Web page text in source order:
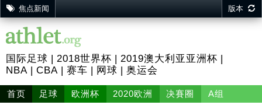
焦点新闻 版本
国际足球 2018世界杯
2019澳大利亚亚洲杯
NBA
CBA 赛车 网球 奥运会
首页 足球 欧洲杯 2020欧洲 决賽圈 A组